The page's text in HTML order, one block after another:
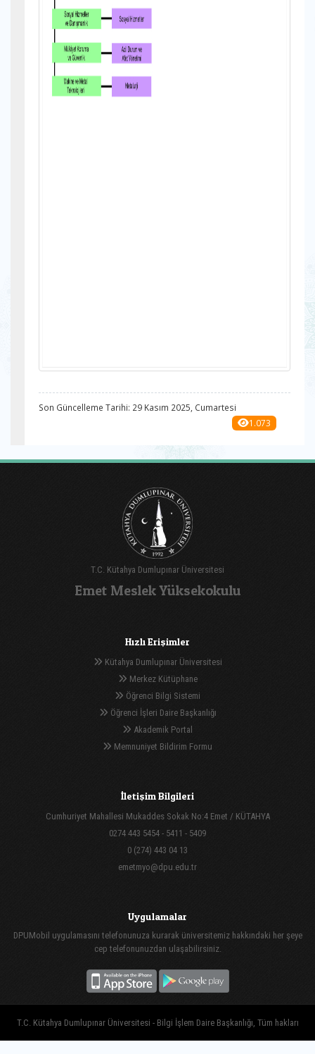
Son Güncelleme Tarihi: 29 Kasım 2025, Cumartesi
1.073
T.C. Kütahya Dumlupınar Üniversitesi
Emet Meslek Yüksekokulu
Hızlı Erişimler
Kütahya Dumlupınar Üniversitesi
Merkez Kütüphane
Öğrenci Bilgi Sistemi
Öğrenci İşleri Daire Başkanlığı
Akademik Portal
Memnuniyet Bildirim Formu
İletişim Bilgileri
Cumhuriyet Mahallesi Mukaddes Sokak No:4 Emet / KÜTAHYA
0274 443 5454 - 5411 - 5409
0 (274) 443 04 13
emetmyo@dpu.edu.tr
Uygulamalar
DPUMobil uygulamasını telefonunuza kurarak üniversitemiz hakkındaki her şeye
cep telefonunuzdan ulaşabilirsiniz.
T.C. Kütahya Dumlupınar Üniversitesi - Bilgi İşlem Daire Başkanlığı, Tüm hakları